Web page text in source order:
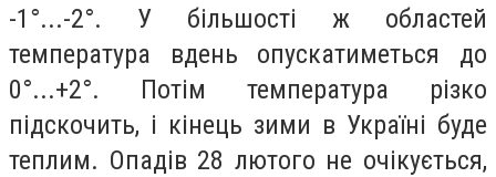
-1°...-2°. У більшості ж областей
температура вдень опускатиметься до
0°...+2°. Потім температура різко
підскочить, і кінець зими в Україні буде
теплим. Опадів 28 лютого не очікується,